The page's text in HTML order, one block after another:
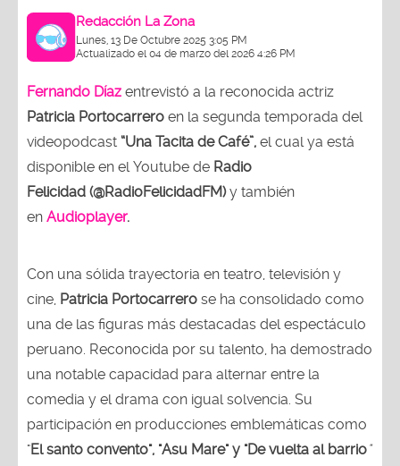
Lunes, 13 De Octubre 2025 3:05 PM
Actualizado el 04 de marzo del 2026 4:26 PM
Patricia Portocarreroen la segunda temporada del
videopodcast“Una Tacita de Café”, el cual ya está
disponible en el Youtube deRadio
Felicidad (@RadioFelicidadFM)y también
en Audioplayer.
cine,Patricia Portocarrerose ha consolidado como
una de las figuras más destacadas del espectáculo
peruano. Reconocida por su talento, ha demostrado
una notable capacidad para alternar entre la
comedia y el drama con igual solvencia. Su
participación en producciones emblemáticas como
"El santo convento", "Asu Mare" y "De vuelta al barrio
la ha convertido en un referente de la actuación